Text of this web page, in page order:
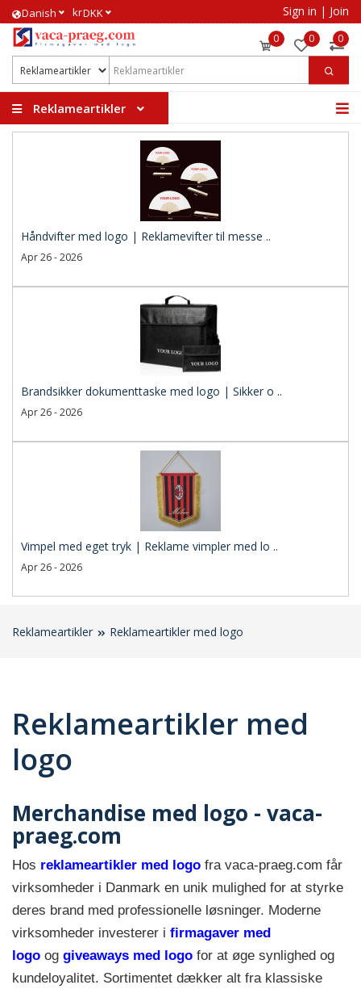
​Danish krDKK Sign in | Join
0 0 0
Reklameartikler
Håndvifter med logo | Reklamevifter til messe ..
Apr 26 - 2026
Brandsikker dokumenttaske med logo | Sikker o ..
Apr 26 - 2026
Vimpel med eget tryk | Reklame vimpler med lo ..
Apr 26 - 2026
Reklameartikler Reklameartikler med logo
Reklameartikler med
logo
Merchandise med logo - vaca-
praeg.com
Hos reklameartikler med logo fra vaca-praeg.com får
virksomheder i Danmark en unik mulighed for at styrke
deres brand med professionelle løsninger. Moderne
virksomheder investerer i firmagaver med
logo og giveaways med logo for at øge synlighed og
kundeloyalitet. Sortimentet dækker alt fra klassiske